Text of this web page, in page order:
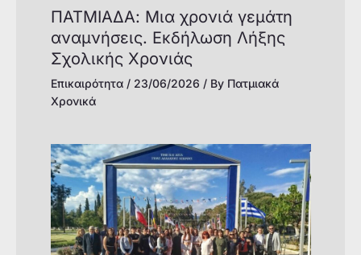
ΠΑΤΜΙΑΔΑ: Μια χρονιά γεμάτη
αναμνήσεις. Εκδήλωση Λήξης
Σχολικής Χρονιάς
Επικαιρότητα/ 23/06/2026 / By Πατμιακά
Χρονικά